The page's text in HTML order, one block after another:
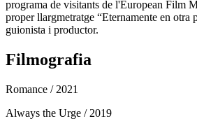
programa de visitants de l'European Film
proper llargmetratge “Eternamente en otra
guionista i productor.
Filmografia
Romance / 2021
Always the Urge / 2019